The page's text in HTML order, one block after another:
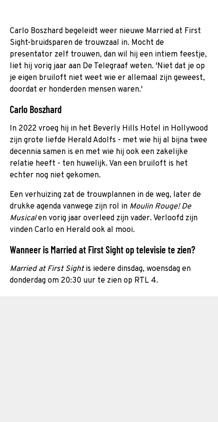
Carlo Boszhard begeleidt weer nieuwe Married at First
Sight-bruidsparen de trouwzaal in. Mocht de
presentator zelf trouwen, dan wil hij een intiem feestje,
liet hij vorig jaar aan De Telegraaf weten. 'Niet dat je op
je eigen bruiloft niet weet wie er allemaal zijn geweest,
doordat er honderden mensen waren.'
Carlo Boszhard
In 2022 vroeg hij in het Beverly Hills Hotel in Hollywood
zijn grote liefde Herald Adolfs - met wie hij al bijna twee
decennia samen is en met wie hij ook een zakelijke
relatie heeft - ten huwelijk. Van een bruiloft is het
echter nog niet gekomen.
Een verhuizing zat de trouwplannen in de weg, later de
drukke agenda vanwege zijn rol in Moulin Rouge! De
Musicalen vorig jaar overleed zijn vader. Verloofd zijn
vinden Carlo en Herald ook al mooi.
Wanneer is Married at First Sight op televisie te zien?
Married at First Sightis iedere dinsdag, woensdag en
donderdag om 20:30 uur te zien op RTL 4.